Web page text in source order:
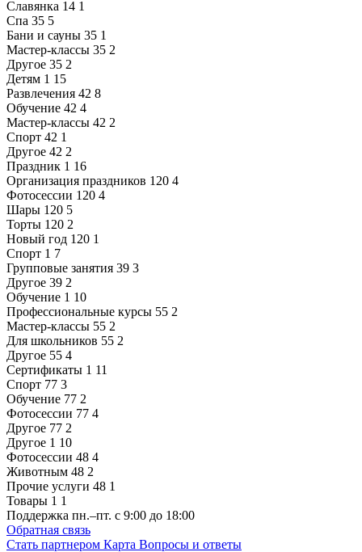
Славянка 14 1
Спа 35 5
Бани и сауны 35 1
Мастер-классы 35 2
Другое 35 2
Детям 1 15
Развлечения 42 8
Обучение 42 4
Мастер-классы 42 2
Спорт 42 1
Другое 42 2
Праздник 1 16
Организация праздников 120 4
Фотосессии 120 4
Шары 120 5
Торты 120 2
Новый год 120 1
Спорт 1 7
Групповые занятия 39 3
Другое 39 2
Обучение 1 10
Профессиональные курсы 55 2
Мастер-классы 55 2
Для школьников 55 2
Другое 55 4
Сертификаты 1 11
Спорт 77 3
Обучение 77 2
Фотосессии 77 4
Другое 77 2
Другое 1 10
Фотосессии 48 4
Животным 48 2
Прочие услуги 48 1
Товары 1 1
Поддержка пн.–пт. с 9:00 до 18:00
Обратная связь
Стать партнером Карта Вопросы и ответы